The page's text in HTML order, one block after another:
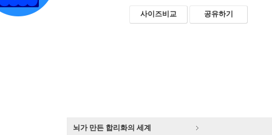
사이즈비교 공유하기
뇌가 만든 합리화의 세계